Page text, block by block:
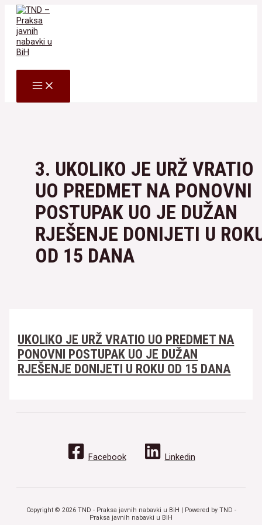
Skip
content
MAIN
MENU
3. UKOLIKO JE URŽ VRATIO
UO PREDMET NA PONOVNI
POSTUPAK UO JE DUŽAN
RJEŠENJE DONIJETI U
OD 15 DANA
UKOLIKO JE URŽ VRATIO UO PREDMET NA
PONOVNI POSTUPAK UO JE DUŽAN
RJEŠENJE DONIJETI U ROKU OD 15 DANA
Facebook Linkedin
Copyright © 2026 TND - Praksa javnih nabavki u BiH | Powered by TND -
Praksa javnih nabavki u BiH